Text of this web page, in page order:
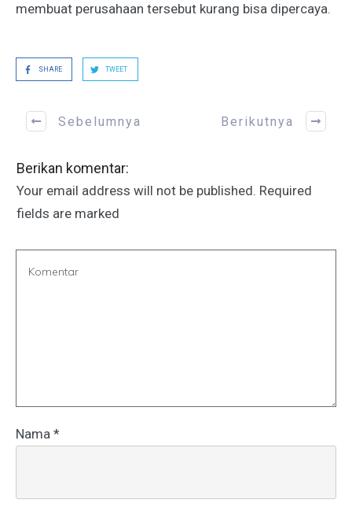
membuat perusahaan tersebut kurang bisa dipercaya.
SHARE TWEET
Sebelumnya Berikutnya
Berikan komentar:
Your email address will not be published. Required
fields are marked
Nama *